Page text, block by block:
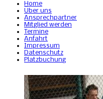
Home
Über uns
Ansprechpartner
Mitglied werden
Termine
Anfahrt
Impressum
Datenschutz
Platzbuchung